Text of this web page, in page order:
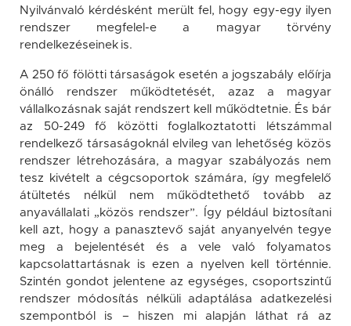
Nyilvánvaló kérdésként merült fel, hogy egy-egy ilyen
rendszer megfelel-e a magyar törvény
rendelkezéseinek is.
A 250 fő fölötti társaságok esetén a jogszabály előírja
önálló rendszer működtetését, azaz a magyar
vállalkozásnak saját rendszert kell működtetnie. És bár
az 50-249 fő közötti foglalkoztatotti létszámmal
rendelkező társaságoknál elvileg van lehetőség közös
rendszer létrehozására, a magyar szabályozás nem
tesz kivételt a cégcsoportok számára, így megfelelő
átültetés nélkül nem működtethető tovább az
anyavállalati „közös rendszer”. Így például biztosítani
kell azt, hogy a panasztevő saját anyanyelvén tegye
meg a bejelentését és a vele való folyamatos
kapcsolattartásnak is ezen a nyelven kell történnie.
Szintén gondot jelentene az egységes, csoportszintű
rendszer módosítás nélküli adaptálása adatkezelési
szempontból is – hiszen mi alapján láthat rá az